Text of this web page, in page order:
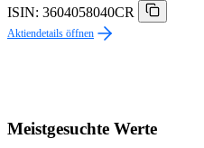
ISIN: 3604058040CR
Aktiendetails öffnen
Meistgesuchte Werte